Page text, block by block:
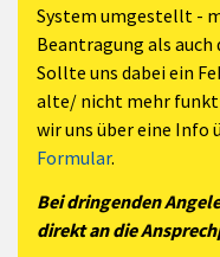
System umgestellt -
Beantragung als
Sollte uns dabei ein
alte/ nicht mehr
wir uns über eine Info
Formular.
Bei dringenden
direkt an die